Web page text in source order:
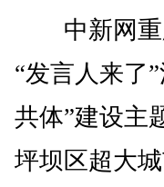
中新网重
“发言人来了
共体”建设主
坪坝区超大